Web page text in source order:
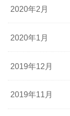
2020年2月
2020年1月
2019年12月
2019年11月